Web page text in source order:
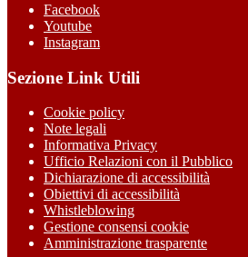
Facebook
Youtube
Instagram
Sezione Link Utili
Cookie policy
Note legali
Informativa Privacy
Ufficio Relazioni con il Pubblico
Dichiarazione di accessibilità
Obiettivi di accessibilità
Whistleblowing
Gestione consensi cookie
Amministrazione trasparente